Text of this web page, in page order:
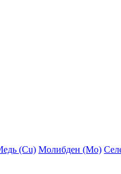
(Сu) Молибден (Мо)